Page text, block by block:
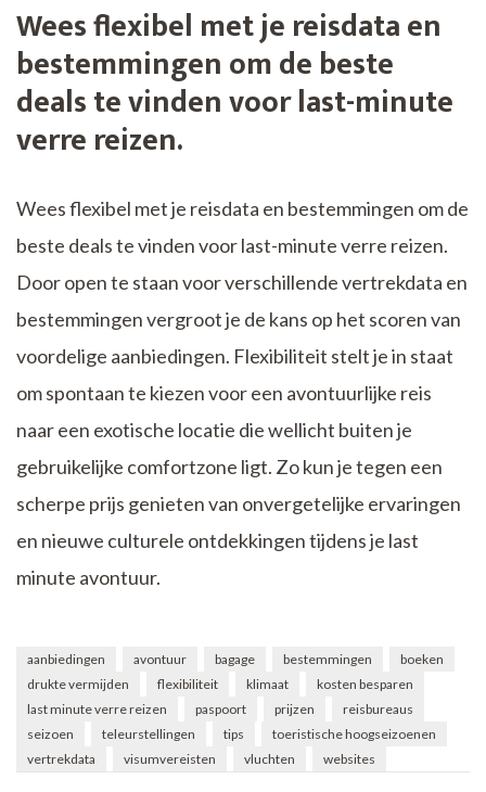
Wees flexibel met je reisdata en
bestemmingen om de beste
deals te vinden voor last-minute
verre reizen.
Wees flexibel met je reisdata en bestemmingen om de
beste deals te vinden voor last-minute verre reizen.
Door open te staan voor verschillende vertrekdata en
bestemmingen vergroot je de kans op het scoren van
voordelige aanbiedingen. Flexibiliteit stelt je in staat
om spontaan te kiezen voor een avontuurlijke reis
naar een exotische locatie die wellicht buiten je
gebruikelijke comfortzone ligt. Zo kun je tegen een
scherpe prijs genieten van onvergetelijke ervaringen
en nieuwe culturele ontdekkingen tijdens je last
minute avontuur.
aanbiedingen avontuur bagage bestemmingen
boeken
drukte vermijden
flexibiliteit klimaat
kosten besparen
last minute verre reizen
paspoort prijzen
reisbureaus
seizoen
teleurstellingen tips
toeristische hoogseizoenen
vertrekdata
visumvereisten vluchten websites